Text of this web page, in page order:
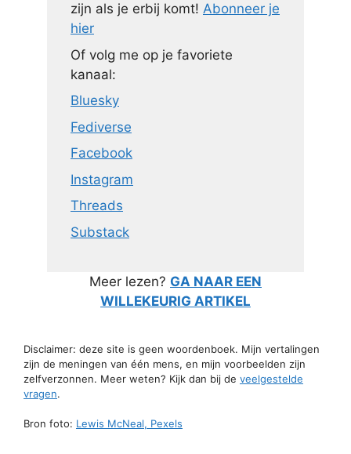
zijn als je erbij komt! Abonneer je
hier
Of volg me op je favoriete
kanaal:
Bluesky
Fediverse
Facebook
Instagram
Threads
Substack
Meer lezen? GA NAAR EEN
WILLEKEURIG ARTIKEL
Disclaimer: deze site is geen woordenboek. Mijn vertalingen
zijn de meningen van één mens, en mijn voorbeelden zijn
zelfverzonnen. Meer weten? Kijk dan bij de veelgestelde
vragen.
Bron foto: Lewis McNeal, Pexels